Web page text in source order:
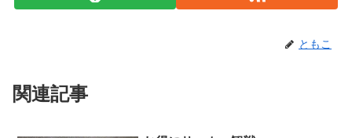
ともこ
関連記事